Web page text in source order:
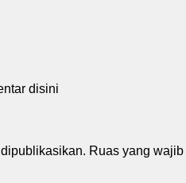
disini
Ruas yang wajib